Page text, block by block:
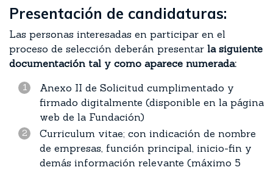
Presentación de candidaturas:
Las personas interesadas en participar en el
proceso de selección deberán presentar la siguiente
documentación tal y como aparece numerada:
Anexo II de Solicitud cumplimentado y
firmado digitalmente (disponible en la página
web de la Fundación)
Curriculum vitae; con indicación de nombre
de empresas, función principal, inicio-fin y
demás información relevante (máximo 5